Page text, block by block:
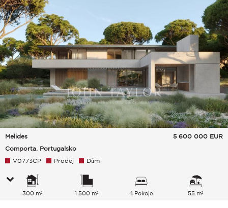
Melides
Comporta, Portugalsko
5 600 000 EUR
V0773CP Prodej Dům
300 m² 1 500 m² 4 Pokoje 55 m²